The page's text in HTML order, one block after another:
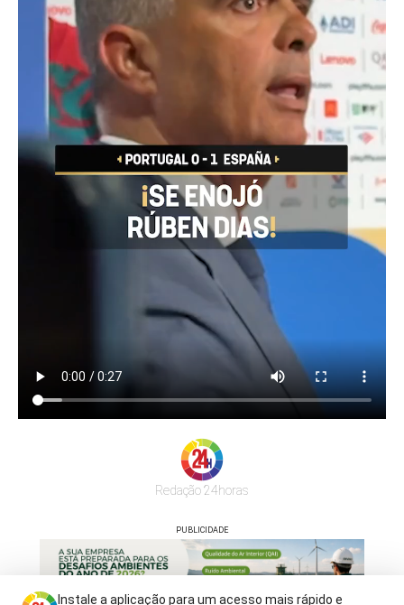
Redação 24horas
PUBLICIDADE
Instale a aplicação para um acesso mais rápido e